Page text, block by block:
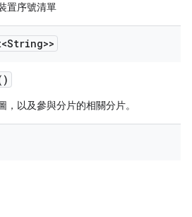
置序號清單
以及參與分片的相關分片。